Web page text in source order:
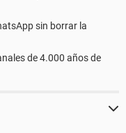
sin borrar la
de 4.000 años de